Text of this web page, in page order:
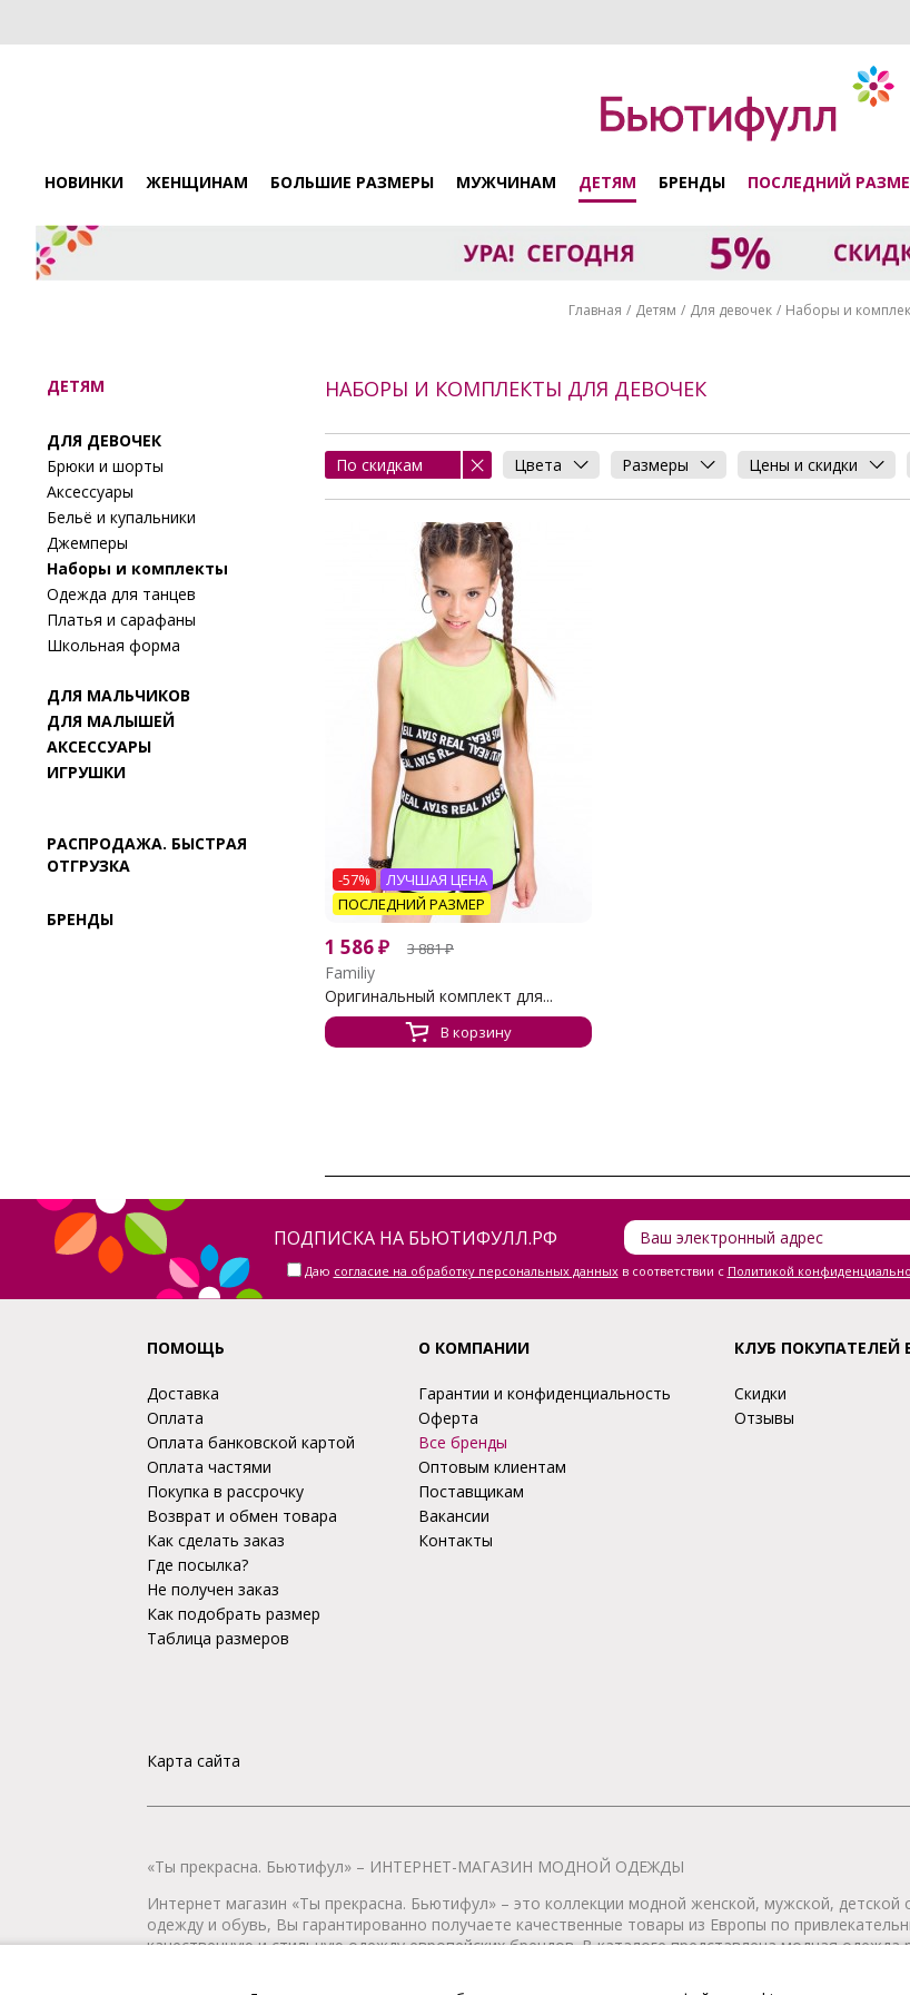
НОВИНКИ ЖЕНЩИНАМ БОЛЬШИЕ РАЗМЕРЫ МУЖЧИНАМ ДЕТЯМ БРЕНДЫ ПОСЛЕДНИЙ
Главная Детям Для девочек Наборы и
ДЕТЯМ
ДЛЯ ДЕВОЧЕК
Брюки и шорты
Аксессуары
Бельё и купальники
Джемперы
Наборы и комплекты
Одежда для танцев
Платья и сарафаны
Школьная форма
ДЛЯ МАЛЬЧИКОВ
ДЛЯ МАЛЫШЕЙ
АКСЕССУАРЫ
ИГРУШКИ
РАСПРОДАЖА. БЫСТРАЯ
ОТГРУЗКА
БРЕНДЫ
НАБОРЫ И КОМПЛЕКТЫ ДЛЯ ДЕВОЧЕК
По скидкам Цвета Размеры Цены и скидки
-57%
ЛУЧШАЯ ЦЕНА
ПОСЛЕДНИЙ РАЗМЕР
1 586₽ 3 881₽
Familiy
Оригинальный комплект для...
В корзину
ПОДПИСКА НА БЬЮТИФУЛЛ.РФ
Даю согласие на обработку персональных данныхв соответствии с Политикой
ПОМОЩЬ
Доставка
Оплата
Оплата банковской картой
Оплата частями
Покупка в рассрочку
Возврат и обмен товара
Как сделать заказ
Где посылка?
Не получен заказ
Как подобрать размер
Таблица размеров
Карта сайта
О КОМПАНИИ
Гарантии и конфиденциальность
Оферта
Все бренды
Оптовым клиентам
Поставщикам
Вакансии
Контакты
КЛУБ
Скидки
Отзывы
«Ты прекрасна. Бьютифул» – ИНТЕРНЕТ-МАГАЗИН МОДНОЙ ОДЕЖДЫ
Интернет магазин «Ты прекрасна. Бьютифул» – это коллекции модной женской, мужской,
одежду и обувь, Вы гарантированно получаете качественные товары из Европы по
качественную и стильную одежду европейских брендов. В каталоге представлена модная одежда